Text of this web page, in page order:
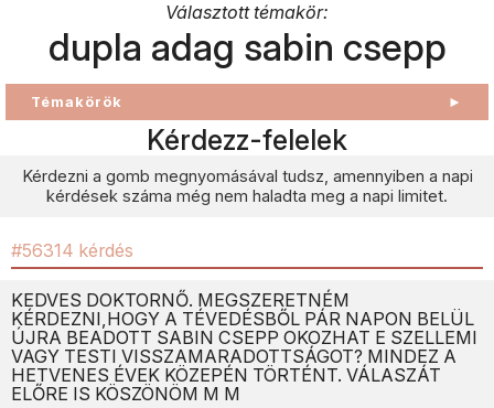
Választott témakör:
dupla adag sabin csepp
Témakörök ►
Kérdezz-felelek
Kérdezni a gomb megnyomásával tudsz, amennyiben a napi
kérdések száma még nem haladta meg a napi limitet.
#56314 kérdés
KEDVES DOKTORNŐ. MEGSZERETNÉM
KÉRDEZNI,HOGY A TÉVEDÉSBŐL PÁR NAPON BELÜL
ÚJRA BEADOTT SABIN CSEPP OKOZHAT E SZELLEMI
VAGY TESTI VISSZAMARADOTTSÁGOT? MINDEZ A
HETVENES ÉVEK KÖZEPÉN TÖRTÉNT. VÁLASZÁT
ELŐRE IS KÖSZÖNÖM M M